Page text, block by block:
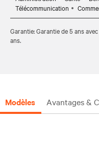
Télécommunication
Garantie: Garantie de 5 ans
ans.
Modèles Avantages &